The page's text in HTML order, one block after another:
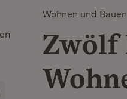
Wohnen und Bauen
Zwölf